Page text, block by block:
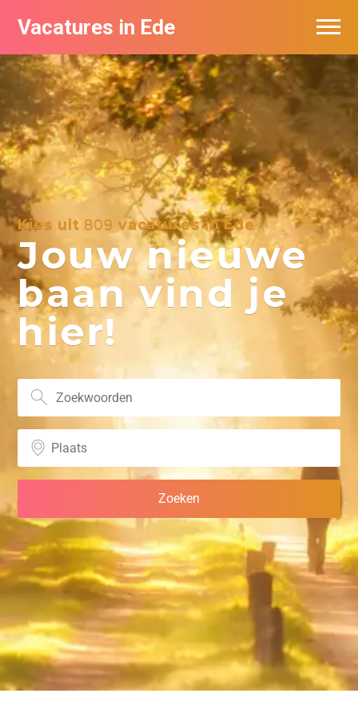
Vacatures in Ede
Kies uit 809 vacatures in Ede
Jouw nieuwe
baan vind je
hier!
Vacatures bij bedrijven in Ede